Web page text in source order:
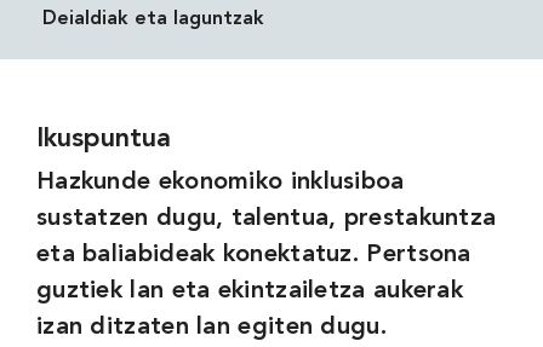
Deialdiak eta laguntzak
Ikuspuntua
Hazkunde ekonomiko inklusiboa
sustatzen dugu, talentua, prestakuntza
eta baliabideak konektatuz. Pertsona
guztiek lan eta ekintzailetza aukerak
izan ditzaten lan egiten dugu.